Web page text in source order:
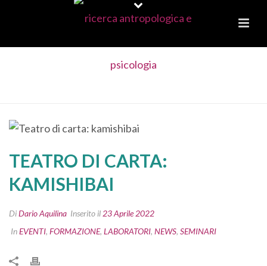
TEATRO DI CARTA:
KAMISHIBAI
DiDario Aquilina Inserito il 23 Aprile 2022
InEVENTI, FORMAZIONE, LABORATORI, NEWS, SEMINARI